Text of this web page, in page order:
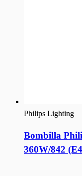
Philips Lighting
Bombilla
360W/842